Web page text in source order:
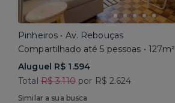
Pinheiros • Av. Rebouças
Compartilhado até 5 pessoas • 127m²
Aluguel R$ 1.594
Total R$ 3.110por R$ 2.624
Similar a sua busca